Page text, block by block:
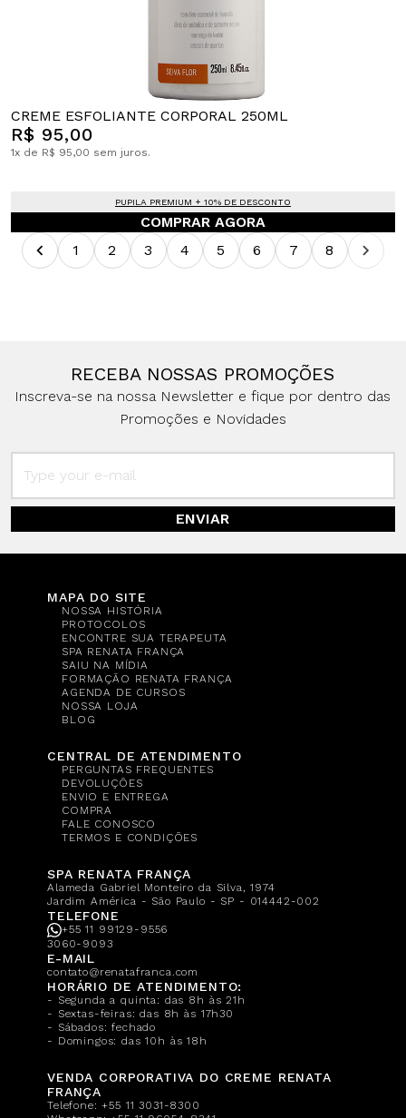
CREME ESFOLIANTE CORPORAL 250ML
R$ 95,00
1x de R$ 95,00 sem juros.
PUPILA PREMIUM + 10% DE DESCONTO
COMPRAR AGORA
1
2 3 4 5 6 7 8
RECEBA NOSSAS PROMOÇÕES
Inscreva-se na nossa Newsletter e fique por dentro das
Promoções e Novidades
ENVIAR
MAPA DO SITE
NOSSA HISTÓRIA
PROTOCOLOS
ENCONTRE SUA TERAPEUTA
SPA RENATA FRANÇA
SAIU NA MÍDIA
FORMAÇÃO RENATA FRANÇA
AGENDA DE CURSOS
NOSSA LOJA
BLOG
CENTRAL DE ATENDIMENTO
PERGUNTAS FREQUENTES
DEVOLUÇÕES
ENVIO E ENTREGA
COMPRA
FALE CONOSCO
TERMOS E CONDIÇÕES
SPA RENATA FRANÇA
Alameda Gabriel Monteiro da Silva, 1974
Jardim América - São Paulo - SP - 014442-002
TELEFONE
+55 11 99129-9556
3060-9093
E-MAIL
contato@renatafranca.com
HORÁRIO DE ATENDIMENTO:
- Segunda a quinta: das 8h às 21h
- Sextas-feiras: das 8h às 17h30
- Sábados: fechado
- Domingos: das 10h às 18h
VENDA CORPORATIVA DO CREME RENATA
FRANÇA
Telefone:+55 11 3031-8300